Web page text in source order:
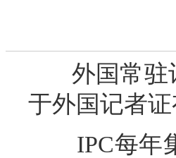
外国常驻记
于外国记者
IPC每年集